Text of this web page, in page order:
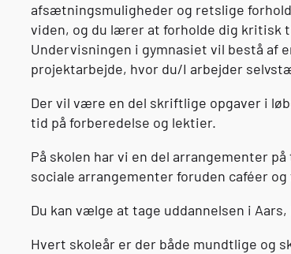
afsætningsmuligheder og retslige
viden, og du lærer at forholde dig kritisk
Undervisningen i gymnasiet vil bestå af
projektarbejde, hvor du/I arbejder
Der vil være en del skriftlige opgaver i
tid på forberedelse og lektier.
På skolen har vi en del arrangementer
sociale arrangementer foruden caféer og
Du kan vælge at tage uddannelsen i
Hvert skoleår er der både mundtlige og